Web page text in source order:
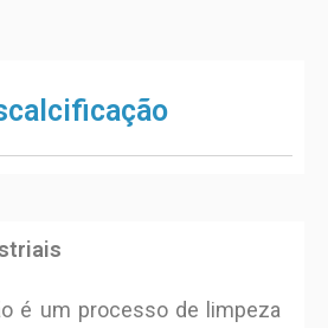
é um processo de limpeza